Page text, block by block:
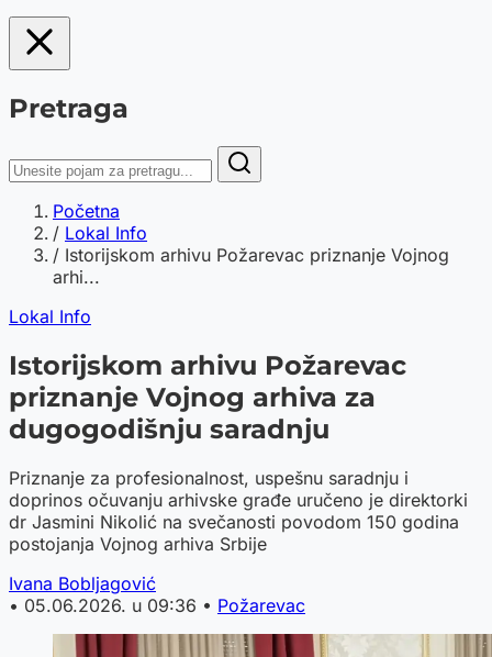
Pretraga
Početna
/ Lokal Info
/ Istorijskom arhivu Požarevac priznanje Vojnog
arhi...
Lokal Info
Istorijskom arhivu Požarevac
priznanje Vojnog arhiva za
dugogodišnju saradnju
Priznanje za profesionalnost, uspešnu saradnju i
doprinos očuvanju arhivske građe uručeno je direktorki
dr Jasmini Nikolić na svečanosti povodom 150 godina
postojanja Vojnog arhiva Srbije
Ivana Bobljagović
• 05.06.2026. u 09:36 • Požarevac